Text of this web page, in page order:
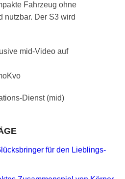
Fahrzeug ohne
nutzbar. Der S3 wird
mid-Video auf
Dienst (mid)
für den Lieblings-